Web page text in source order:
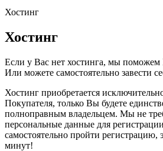
Хостинг
Хостинг
Если у Вас нет хостинга, мы поможем
Или можете самостоятельно завести
Хостинг приобретается
Покупателя, только Вы будете
полноправным владельцем. Мы не
персональные данные для
самостоятельно пройти регистрацию,
минут!